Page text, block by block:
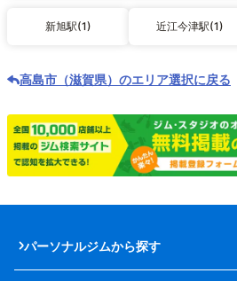
新旭駅(1) 近江今津駅(1)
高島市（滋賀県）のエリア選択に戻る
パーソナルジムから探す